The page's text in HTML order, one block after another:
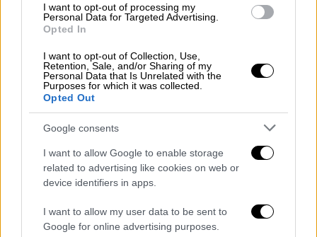
I want to opt-out of processing my
Personal Data for Targeted Advertising.
Opted In
I want to opt-out of Collection, Use,
Retention, Sale, and/or Sharing of my
Personal Data that Is Unrelated with the
Purposes for which it was collected.
Opted Out
Google consents
I want to allow Google to enable storage
related to advertising like cookies on web or
device identifiers in apps.
I want to allow my user data to be sent to
Google for online advertising purposes.
ΑΛΛΑ #TAGS
Εμανουέλ Μακρόν
Apollo 11
Νιλ Άρμστρονγκ